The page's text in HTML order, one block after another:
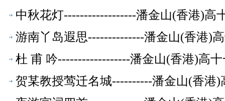
中秋花灯------------------潘金山(香港)高
游南丫岛遐思--------------潘金山(香港)
杜 甫 吟------------------潘金山(香港)高
贺某教授莺迁名城----------潘金山(香港